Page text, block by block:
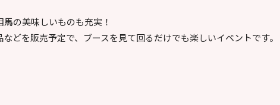
の美味しいものも充実！
どを販売予定で、ブースを見て回るだけでも楽しいイベントです。